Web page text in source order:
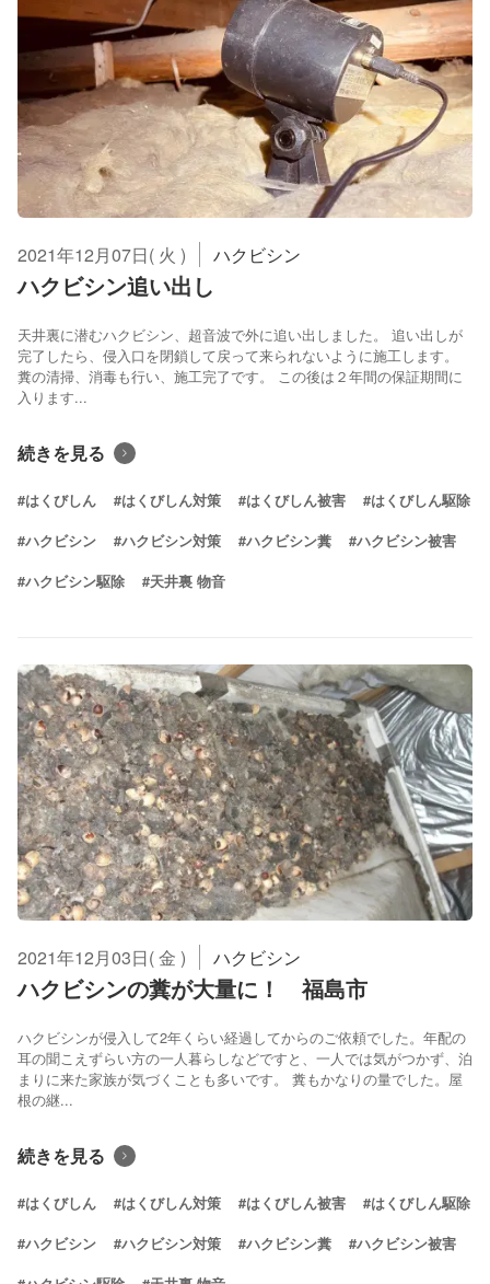
2021年12月07日( 火 ) ハクビシン
ハクビシン追い出し
天井裏に潜むハクビシン、超音波で外に追い出しました。 追い出しが
完了したら、侵入口を閉鎖して戻って来られないように施工します。
糞の清掃、消毒も行い、施工完了です。 この後は２年間の保証期間に
入ります...
続きを見る
#はくびしん #はくびしん対策 #はくびしん被害 #はくびしん駆除
#ハクビシン #ハクビシン対策 #ハクビシン糞 #ハクビシン被害
#ハクビシン駆除 #天井裏 物音
2021年12月03日( 金 ) ハクビシン
ハクビシンの糞が大量に！ 福島市
ハクビシンが侵入して2年くらい経過してからのご依頼でした。年配の
耳の聞こえずらい方の一人暮らしなどですと、一人では気がつかず、泊
まりに来た家族が気づくことも多いです。 糞もかなりの量でした。屋
根の継...
続きを見る
#はくびしん #はくびしん対策 #はくびしん被害 #はくびしん駆除
#ハクビシン #ハクビシン対策 #ハクビシン糞 #ハクビシン被害